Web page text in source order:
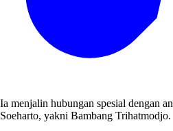
Ia menjalin hubungan spesial dengan
Soeharto, yakni Bambang Trihatmodjo.